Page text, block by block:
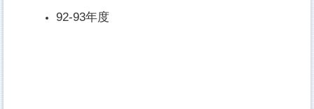
92-93年度